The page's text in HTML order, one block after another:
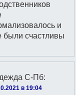
и
были счастливы
С-Пб:
в 19:04